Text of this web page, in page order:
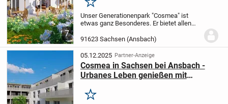
7
Merken
Unser Generationenpark "Cosmea" ist
etwas ganz Besonderes. Er bietet allen
selbstbestimmtes Leben brauchen, egal
ob zu zweit oder alleine.Moderne und
gelungene Wohnungsgru...
91623 Sachsen (Ansbach)
05.12.2025 Partner-Anzeige
Cosmea in Sachsen bei Ansbach -
Urbanes Leben genießen mit
Merken